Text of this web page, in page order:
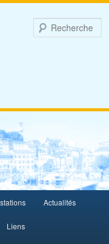
Actualités
Liens